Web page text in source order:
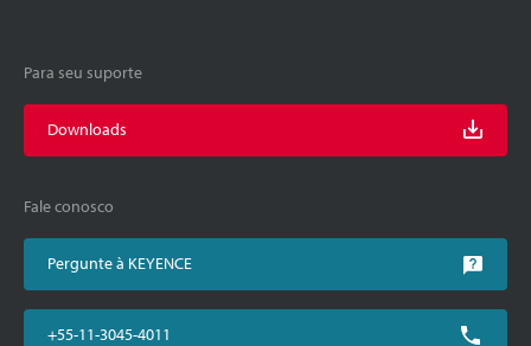
Para seu suporte
Downloads
Fale conosco
Pergunte à KEYENCE
+55-11-3045-4011